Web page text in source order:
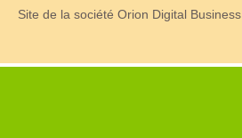
Site de la société Orion Digital Business